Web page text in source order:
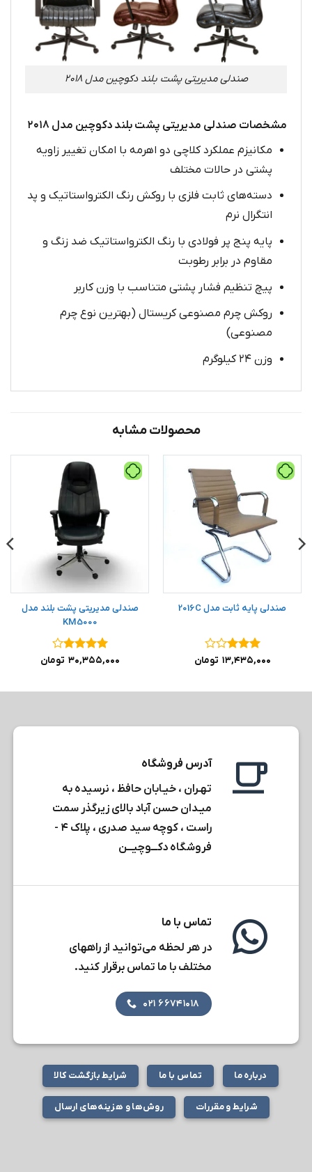
صندلی مدیریتی پشت بلند دکوچین مدل ۲۰۱۸
مشخصات صندلی مدیریتی پشت بلند دکوچین مدل ۲۰۱۸
مکانیزم عملکرد کلاچی دو اهرمه با امکان تغییر زاویه
پشتی در حالات مختلف
دسته‌های ثابت فلزی با روکش رنگ الکترواستاتیک و پد
انتگرال نرم
پایه پنج پر فولادی با رنگ الکترواستاتیک ضد زنگ و
مقاوم در برابر رطوبت
پیچ تنظیم فشار پشتی متناسب با وزن کاربر
روکش چرم مصنوعی کریستال (بهترین نوع چرم
مصنوعی)
وزن ۲۴ کیلوگرم
محصولات مشابه
صندلی پایه ثابت مدل 2016C
نمره۳
۱۳,۴۳۵,۰۰۰ تومان
صندلی مدیریتی پشت بلند مدل
KM5000
نمره۴
۳۰,۳۵۵,۰۰۰ تومان
آدرس فروشگاه
تهـران ، خیـابان حافظ ، نرسیده به
میـدان حسن آباد بالای زیرگذر سمت
راست ، کوچه سید صدری ، پلاک ۴ -
فروشگاه دکـــوچیـــن
تماس با ما
در هر لحظه می‌توانید از راههای
مختلف با ما تماس برقرار کنید.
۶۶۷۴۱۰۱۸ ۰۲۱
درباره ما تماس با ما شرایط بازگشت کالا
شرایط و مقررات روش‌ها و هزینه‌های ارسال